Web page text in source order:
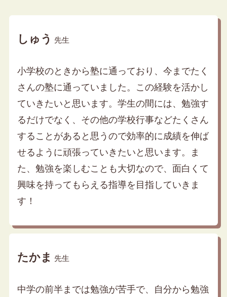
しゅう 先生
小学校のときから塾に通っており、今までたく
さんの塾に通っていました。この経験を活かし
ていきたいと思います。学生の間には、勉強す
るだけでなく、その他の学校行事などたくさん
することがあると思うので効率的に成績を伸ば
せるように頑張っていきたいと思います。ま
た、勉強を楽しむことも大切なので、面白くて
興味を持ってもらえる指導を目指していきま
す！
たかま 先生
中学の前半までは勉強が苦手で、自分から勉強